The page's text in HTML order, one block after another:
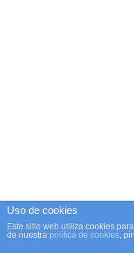
Uso de cookies
Este sitio web utiliza cookies
de nuestra política de cookies,